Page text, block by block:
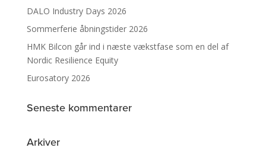
DALO Industry Days 2026
Sommerferie åbningstider 2026
HMK Bilcon går ind i næste vækstfase som en del af
Nordic Resilience Equity
Eurosatory 2026
Seneste kommentarer
Arkiver